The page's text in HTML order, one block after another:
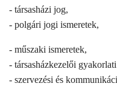
- társasházi jog,
- polgári jogi ismeretek,
- műszaki ismeretek,
- társasházkezelői
- szervezési és